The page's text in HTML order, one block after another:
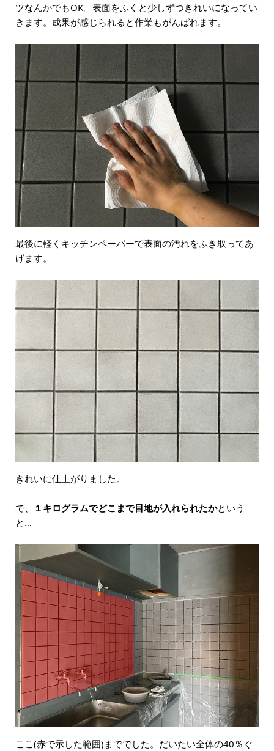
ツなんかでもOK。表面をふくと少しずつきれいになってい
きます。成果が感じられると作業もがんばれます。
最後に軽くキッチンペーパーで表面の汚れをふき取ってあ
げます。
きれいに仕上がりました。
で、 １キログラムでどこまで目地が入れられたかという
と…
ここ(赤で示した範囲)まででした。だいたい全体の40％ぐ